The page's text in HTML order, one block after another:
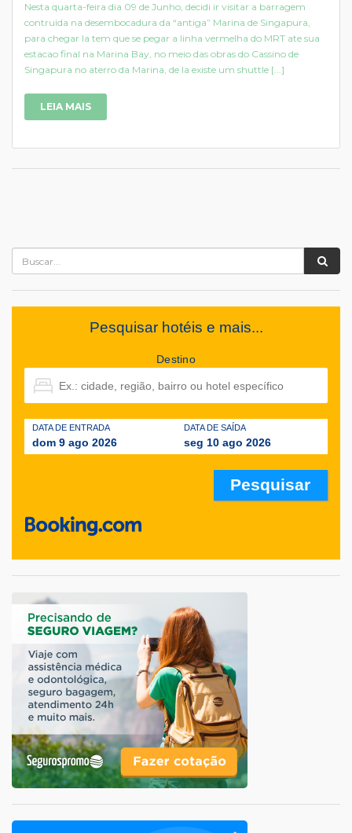
Nesta quarta-feira dia 09 de Junho, decidi ir visitar a barragem
contruida na desembocadura da “antiga” Marina de Singapura,
para chegar la tem que se pegar a linha vermelha do MRT ate sua
estacao final na Marina Bay, no meio das obras do Cassino de
Singapura no aterro da Marina, de la existe um shuttle [...]
LEIA MAIS
Pesquisar hotéis e mais...
Destino
DATA DE ENTRADA
dom 9 ago 2026
DATA DE SAÍDA
seg 10 ago 2026